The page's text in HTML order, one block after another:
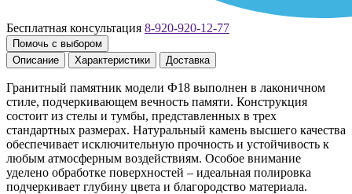
Бесплатная консультация 8-920-920-12-77
Помочь с выбором
Описание
Характеристики Доставка
Гранитный памятник модели Ф18 выполнен в лаконичном
стиле, подчеркивающем вечность памяти. Конструкция
состоит из стелы и тумбы, представленных в трех
стандартных размерах. Натуральный камень высшего качества
обеспечивает исключительную прочность и устойчивость к
любым атмосферным воздействиям. Особое внимание
уделено обработке поверхностей – идеальная полировка
подчеркивает глубину цвета и благородство материала.